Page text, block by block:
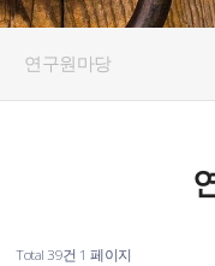
연구원마당
Total 39건 1 페이지